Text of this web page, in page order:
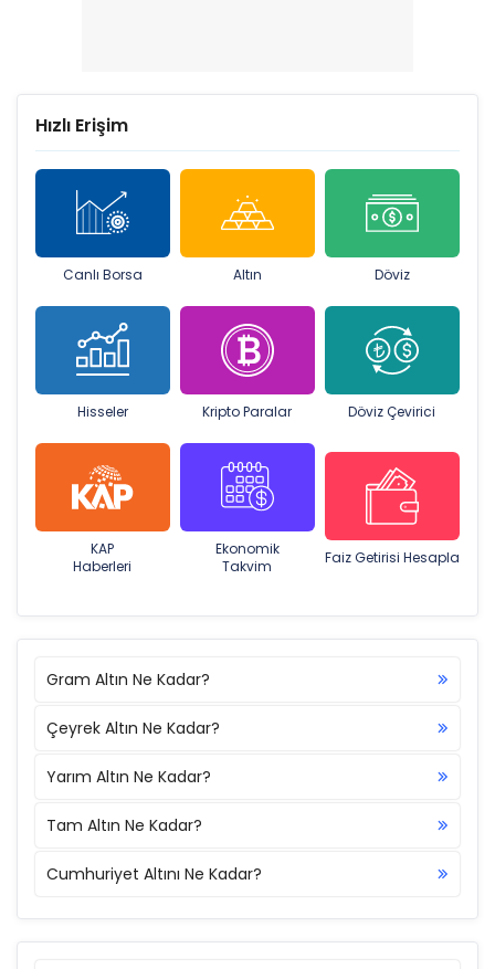
Hızlı Erişim
Canlı Borsa Altın Döviz
Hisseler Kripto Paralar Döviz Çevirici
KAP
Haberleri
Ekonomik
Takvim
Faiz Getirisi Hesapla
Gram Altın Ne Kadar?
Çeyrek Altın Ne Kadar?
Yarım Altın Ne Kadar?
Tam Altın Ne Kadar?
Cumhuriyet Altını Ne Kadar?